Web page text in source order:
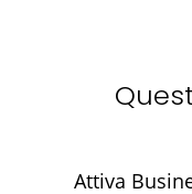
Attiva